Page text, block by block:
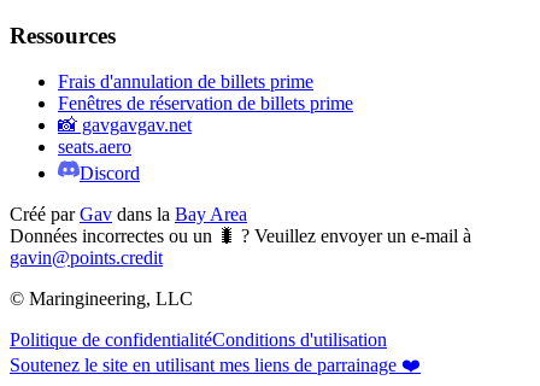
Ressources
Frais d'annulation de billets prime
Fenêtres de réservation de billets prime
📸 gavgavgav.net
seats.aero
Discord
Créé par Gav dans la Bay Area
Données incorrectes ou un 🐛 ? Veuillez envoyer un e-mail à
gavin@points.credit
© Maringineering, LLC
Politique de confidentialitéConditions d'utilisation
Soutenez le site en utilisant mes liens de parrainage ❤️